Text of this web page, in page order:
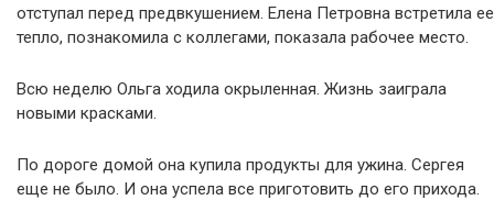
отступал перед предвкушением. Елена Петровна встретила ее
тепло, познакомила с коллегами, показала рабочее место.
Всю неделю Ольга ходила окрыленная. Жизнь заиграла
новыми красками.
По дороге домой она купила продукты для ужина. Сергея
еще не было. И она успела все приготовить до его прихода.